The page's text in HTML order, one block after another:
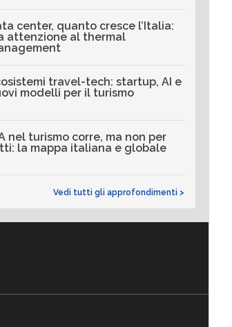
center, quanto cresce l’Italia:
attenzione al thermal
travel-tech: startup, AI e
modelli per il turismo
nel turismo corre, ma non per
la mappa italiana e globale
Vedi tutti gli approfondimenti >